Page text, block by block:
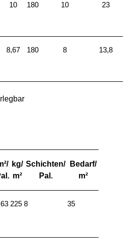
10 180 10 23
8,67 180 8 13,8
kg/
m²
Schichten/
Pal.
Bedarf/
m²
225 8 35